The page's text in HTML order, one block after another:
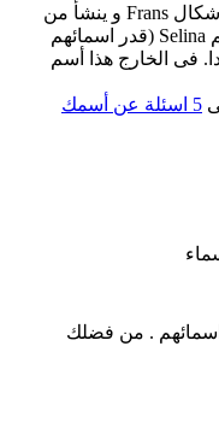
Selina هو اسم فتاة. الأسم شكل من أشكال Frans و ينشأ من
يونان. على موقعنا 273 الأشخاص بأسم Selina (قدر اسمائهم
جدا. فى الخارج هذا أسم
5 اسئلة عن أسمك